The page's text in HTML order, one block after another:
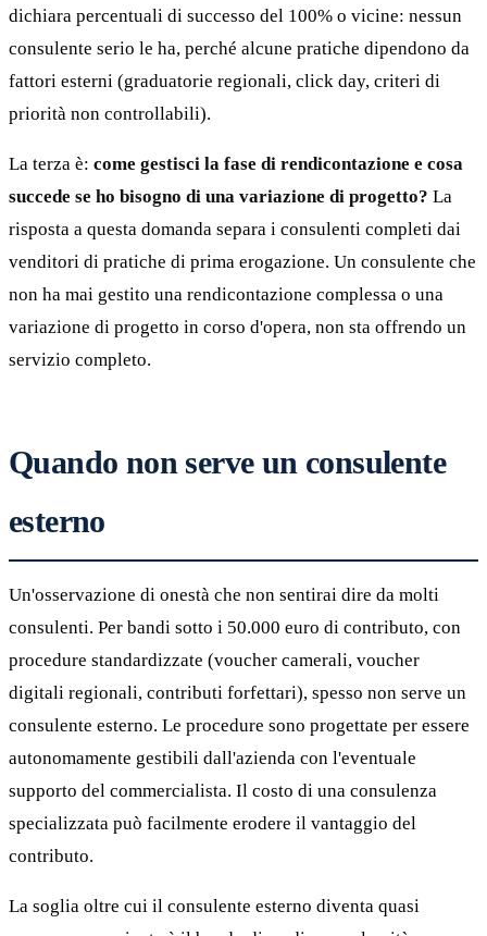
dichiara percentuali di successo del 100% o vicine: nessun
consulente serio le ha, perché alcune pratiche dipendono da
fattori esterni (graduatorie regionali, click day, criteri di
priorità non controllabili).
La terza è: come gestisci la fase di rendicontazione e cosa
succede se ho bisogno di una variazione di progetto? La
risposta a questa domanda separa i consulenti completi dai
venditori di pratiche di prima erogazione. Un consulente che
non ha mai gestito una rendicontazione complessa o una
variazione di progetto in corso d'opera, non sta offrendo un
servizio completo.
Quando non serve un consulente
esterno
Un'osservazione di onestà che non sentirai dire da molti
consulenti. Per bandi sotto i 50.000 euro di contributo, con
procedure standardizzate (voucher camerali, voucher
digitali regionali, contributi forfettari), spesso non serve un
consulente esterno. Le procedure sono progettate per essere
autonomamente gestibili dall'azienda con l'eventuale
supporto del commercialista. Il costo di una consulenza
specializzata può facilmente erodere il vantaggio del
contributo.
La soglia oltre cui il consulente esterno diventa quasi